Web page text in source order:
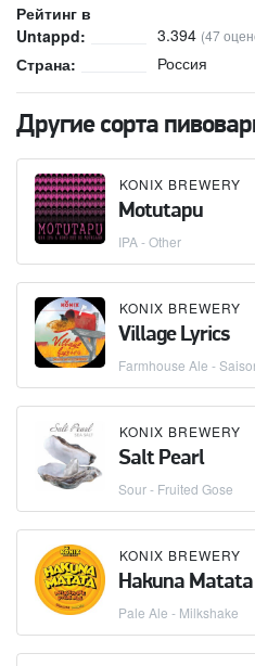
Рейтинг в
Untappd:
3.394 (47
Страна: Россия
Другие сорта
KONIX BREWERY
Motutapu
IPA - Other
KONIX BREWERY
Village Lyrics
Farmhouse Ale -
KONIX BREWERY
Salt Pearl
Sour - Fruited Gose
KONIX BREWERY
Hakuna
Pale Ale - Milkshake